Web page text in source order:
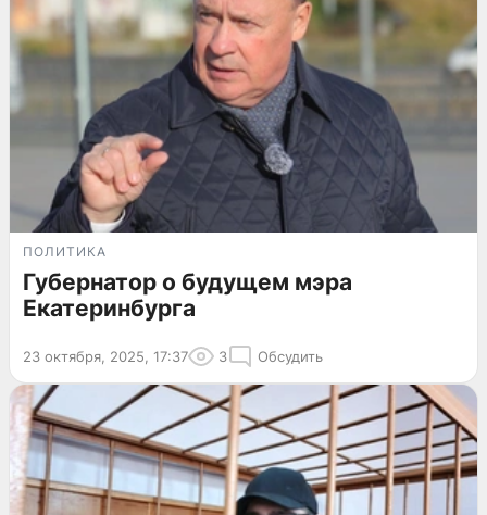
ПОЛИТИКА
Губернатор о будущем мэра
Екатеринбурга
23 октября, 2025, 17:37 3 Обсудить